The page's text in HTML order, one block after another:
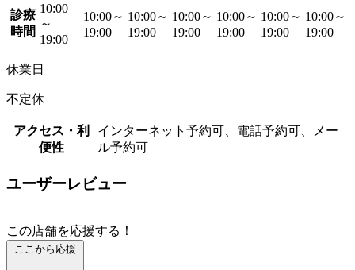
診療
時間
10:00
～
19:00
10:00～
19:00
10:00～
19:00
10:00～
19:00
10:00～
19:00
10:00～
19:00
10:00～
19:00
休業日
不定休
アクセス・利
便性
インターネット予約可、電話予約可、メー
ル予約可
ユーザーレビュー
この店舗を応援する！
ここから応援